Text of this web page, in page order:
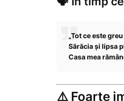
„Tot ce este
Sărăcia și lipsa
Casa mea
⚠️ Foarte